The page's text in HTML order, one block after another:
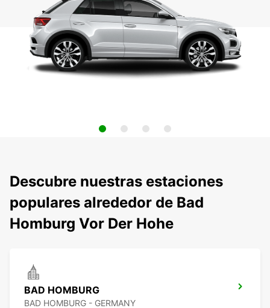
Descubre nuestras estaciones
populares alrededor de Bad
Homburg Vor Der Hohe
BAD HOMBURG
BAD HOMBURG - GERMANY